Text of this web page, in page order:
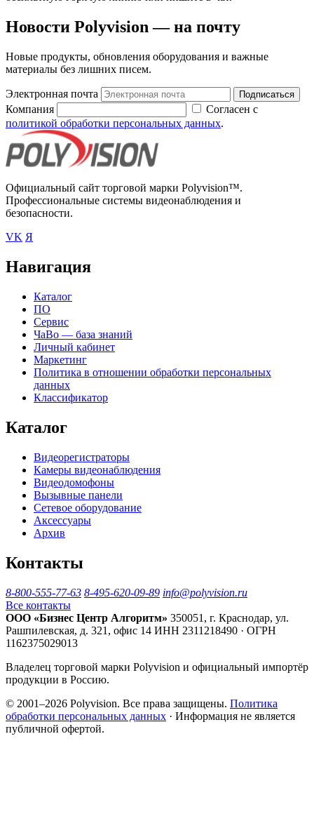
Новости Polyvision — на почту
Новые продукты, обновления оборудования и важные
материалы без лишних писем.
Электронная почта Подписаться
Компания
Согласен с
политикой обработки персональных данных.
Официальный сайт торговой марки Polyvision™.
Профессиональные системы видеонаблюдения и
безопасности.
VK Я
Навигация
Каталог
ПО
Сервис
ЧаВо — база знаний
Личный кабинет
Маркетинг
Политика в отношении обработки персональных
данных
Классификатор
Каталог
Видеорегистраторы
Камеры видеонаблюдения
Видеодомофоны
Вызывные панели
Сетевое оборудование
Аксессуары
Архив
Контакты
8-800-555-77-63 8-495-620-09-89 info@polyvision.ru
Все контакты
ООО «Бизнес Центр Алгоритм» 350051, г. Краснодар, ул.
Рашпилевская, д. 321, офис 14 ИНН 2311218490 · ОГРН
1162375029013
Владелец торговой марки Polyvision и официальный импортёр
продукции в Россию.
© 2001–2026 Polyvision. Все права защищены. Политика
обработки персональных данных · Информация не является
публичной офертой.